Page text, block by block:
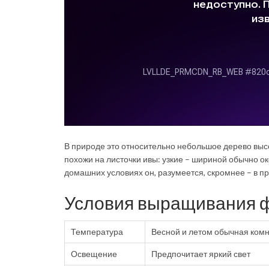
В природе это относительно небольшое дерево
похожи на листочки ивы: узкие – шириной обычно
домашних условиях он, разумеется, скромнее – в
Условия выращивания
Температура Весной и летом обычная
Освещение Предпочитает яркий свет